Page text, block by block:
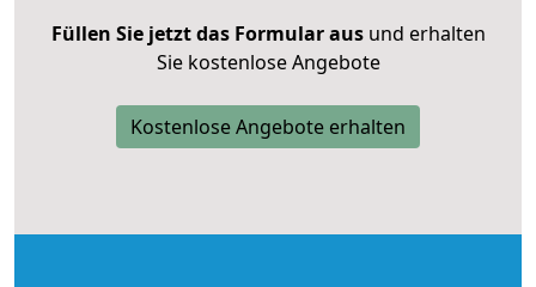
Füllen Sie jetzt das Formular ausund erhalten
Sie kostenlose Angebote
Kostenlose Angebote erhalten